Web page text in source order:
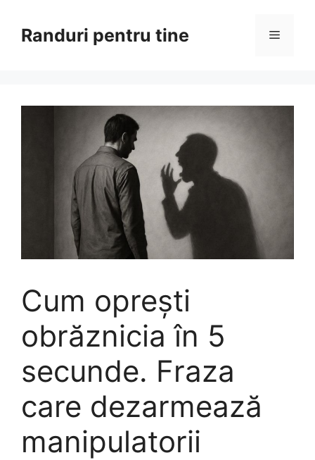
conținutRanduri pentru tine Meniu
Cum oprești
obrăznicia în 5
secunde. Fraza
care dezarmează
manipulatorii